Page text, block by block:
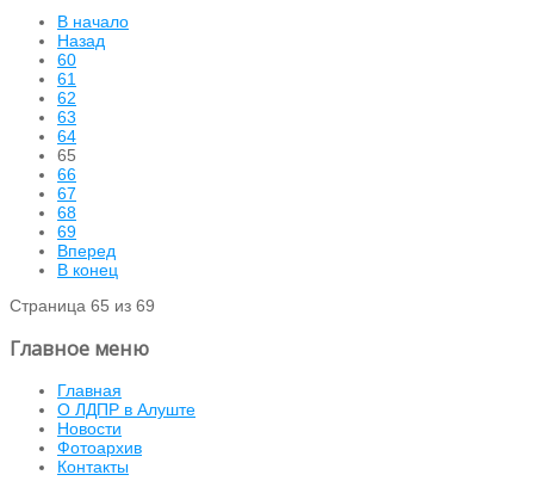
В начало
Назад
60
61
62
63
64
65
66
67
68
69
Вперед
В конец
Страница 65 из 69
Главное меню
Главная
О ЛДПР в Алуште
Новости
Фотоархив
Контакты